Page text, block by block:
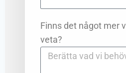
Finns det något mer
veta?